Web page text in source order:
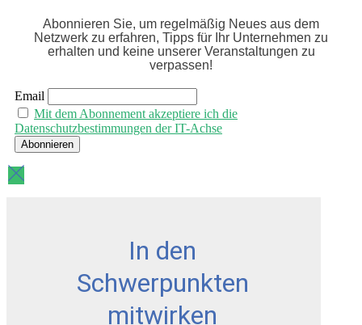
Abonnieren Sie, um regelmäßig Neues aus dem
Netzwerk zu erfahren, Tipps für Ihr Unternehmen zu
erhalten und keine unserer Veranstaltungen zu
verpassen!
Email
Mit dem Abonnement akzeptiere ich die
Datenschutzbestimmungen der IT-Achse
In den
Schwerpunkten
mitwirken